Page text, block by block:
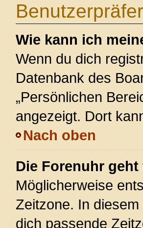
Wie kann ich
Wenn du dich
Datenbank des
„Persönlichen
angezeigt. Dort
Nach oben
Die Forenuhr geht
Möglicherweise
Zeitzone. In
dich passende